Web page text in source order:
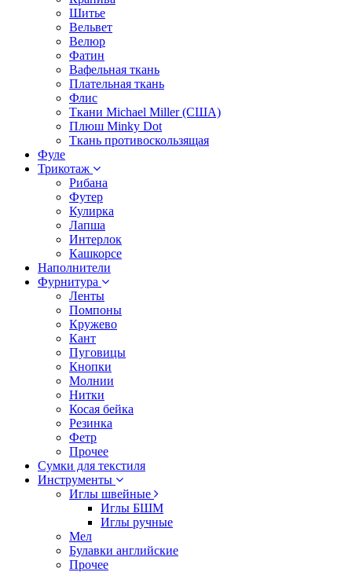
Шитье
Вельвет
Велюр
Фатин
Вафельная ткань
Плательная ткань
Флис
Ткани Michael Miller (США)
Плюш Minky Dot
Ткань противоскользящая
Фуле
Трикотаж
Рибана
Футер
Кулирка
Лапша
Интерлок
Кашкорсе
Наполнители
Фурнитура
Ленты
Помпоны
Кружево
Кант
Пуговицы
Кнопки
Молнии
Нитки
Косая бейка
Резинка
Фетр
Прочее
Сумки для текстиля
Инструменты
Иглы швейные
Иглы БШМ
Иглы ручные
Мел
Булавки английские
Прочее